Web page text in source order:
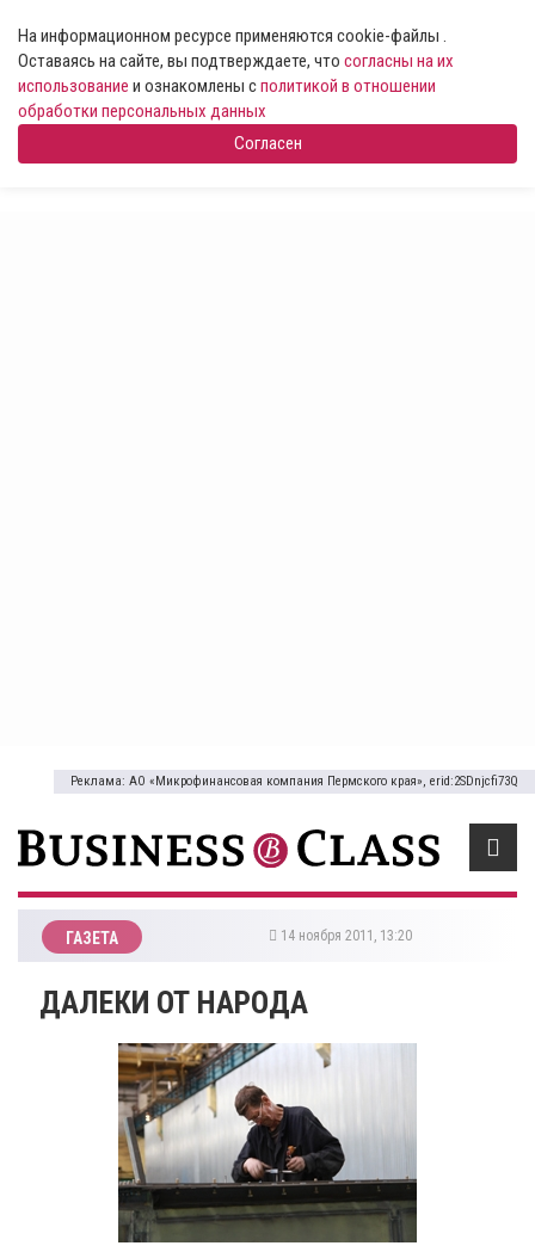
На информационном ресурсе применяются cookie-файлы .
Оставаясь на сайте, вы подтверждаете, что согласны на их
использование и ознакомлены сполитикой в отношении
обработки персональных данных
Согласен
Реклама: АО «Микрофинансовая компания Пермского края», erid:2SDnjcfi73Q
ГАЗЕТА 14 ноября 2011, 13:20
ДАЛЕКИ ОТ НАРОДА